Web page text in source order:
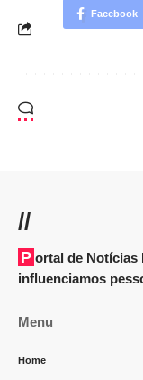
Facebook
//
Portal de Notícias Bahia. Todos os dias Informamos e
influenciamos
Menu
Home